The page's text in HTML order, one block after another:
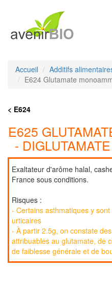
Accueil
Additifs
E624 Glutamate
< E624
E625
-
Exaltateur d'arôme halal,
France sous conditions.
Risques :
- Certains asthmatiques y
urticaires
- À partir 2.5g, on constate
attribuables au glutamate, de
de faiblesse générale et de